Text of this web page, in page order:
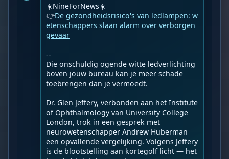
☀️NineForNews☀️
👉De gezondheidsrisico's van ledlampen: w
etenschappers slaan alarm over verborgen
gevaar
--
Die onschuldig ogende witte ledverlichting
boven jouw bureau kan je meer schade
toebrengen dan je vermoedt.
Dr. Glen Jeffery, verbonden aan het Institute
of Ophthalmology van University College
London, trok in een gesprek met
neurowetenschapper Andrew Huberman
een opvallende vergelijking. Volgens Jeffery
is de blootstelling aan kortegolf licht — het